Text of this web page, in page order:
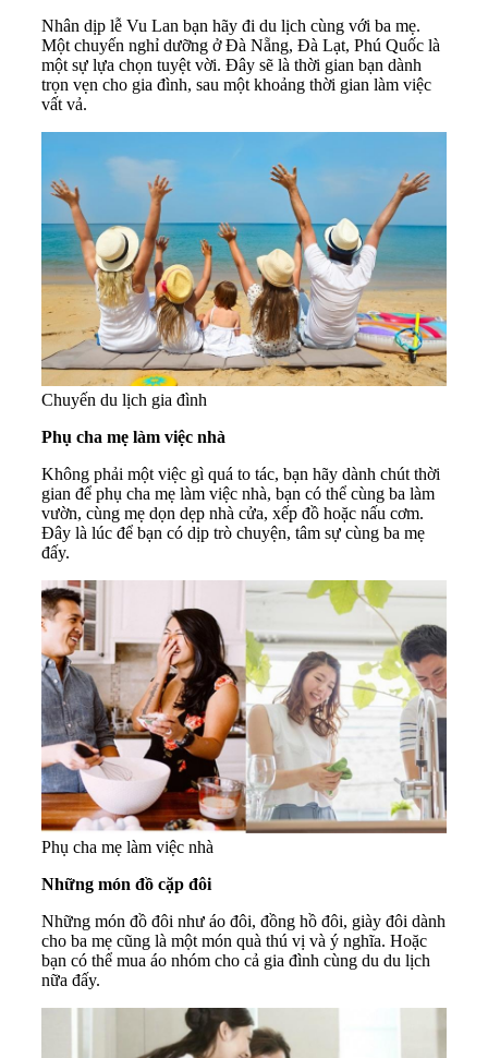
Nhân dịp lễ Vu Lan bạn hãy đi du lịch cùng với ba mẹ.
Một chuyến nghỉ dưỡng ở Đà Nẵng, Đà Lạt, Phú Quốc là
một sự lựa chọn tuyệt vời. Đây sẽ là thời gian bạn dành
trọn vẹn cho gia đình, sau một khoảng thời gian làm việc
vất vả.
Chuyến du lịch gia đình
Phụ cha mẹ làm việc nhà
Không phải một việc gì quá to tác, bạn hãy dành chút thời
gian để phụ cha mẹ làm việc nhà, bạn có thể cùng ba làm
vườn, cùng mẹ dọn dẹp nhà cửa, xếp đồ hoặc nấu cơm.
Đây là lúc để bạn có dịp trò chuyện, tâm sự cùng ba mẹ
đấy.
Phụ cha mẹ làm việc nhà
Những món đồ cặp đôi
Những món đồ đôi như áo đôi, đồng hồ đôi, giày đôi dành
cho ba mẹ cũng là một món quà thú vị và ý nghĩa. Hoặc
bạn có thể mua áo nhóm cho cả gia đình cùng du du lịch
nữa đấy.